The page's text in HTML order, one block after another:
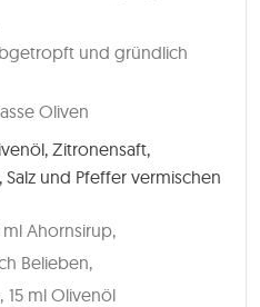
und gründlich
Oliven
Zitronensaft,
und Pfeffer vermischen
ml Ahornsirup,
Belieben,
15 ml Olivenöl